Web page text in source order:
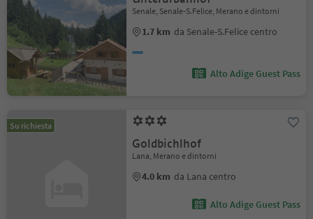
Senale, Senale-S.Felice, Merano e dintorni
1.7 km da Senale-S.Felice centro
Alto Adige Guest Pass
Su richiesta
Goldbichlhof
Lana, Merano e dintorni
4.0 km da Lana centro
Alto Adige Guest Pass